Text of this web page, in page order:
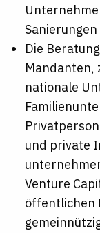
Die
Mandanten,
nationale
und private
Venture
öffentlichen